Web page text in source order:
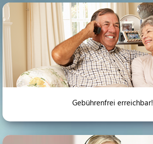
Gebührenfrei erreichbar!